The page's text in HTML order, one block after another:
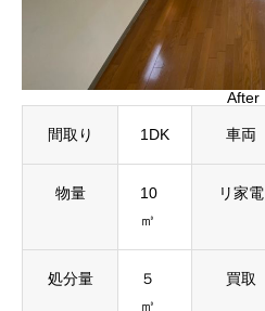
After
間取り 1DK 車両
物量
10
㎥
リ家電
処分量
５
㎥
買取